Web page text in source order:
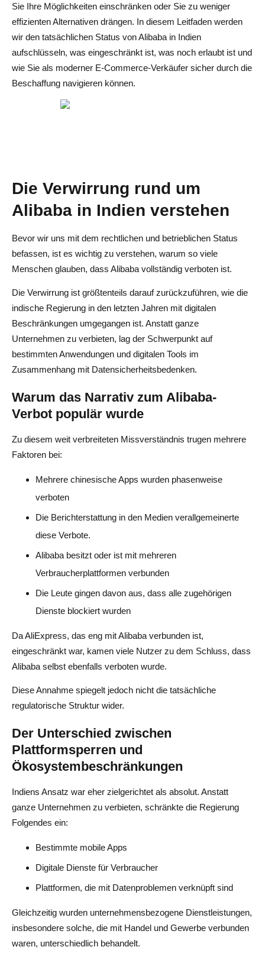
Verify Suppliers Carefully
Start With Small Orders
Use Secure Payment Methods
Understand Logistics
The Future of Alibaba in India
Häufig gestellte Fragen zum Alibaba-Verbot in Indien
Ist AliExpress in Indien verboten?
Kann ich Alibaba für Dropshipping in Indien verwenden?
Warum wurden Apps im Zusammenhang mit Alibaba in
Indien verboten?
Wie hilft AliDrop, wenn AliExpress in Indien verboten ist?
Sie Ihre Möglichkeiten einschränken oder Sie zu weniger
effizienten Alternativen drängen. In diesem Leitfaden werden
wir den tatsächlichen Status von Alibaba in Indien
aufschlüsseln, was eingeschränkt ist, was noch erlaubt ist und
wie Sie als moderner E-Commerce-Verkäufer sicher durch die
Beschaffung navigieren können.
Die Verwirrung rund um
Alibaba in Indien verstehen
Bevor wir uns mit dem rechtlichen und betrieblichen Status
befassen, ist es wichtig zu verstehen, warum so viele
Menschen glauben, dass Alibaba vollständig verboten ist.
Die Verwirrung ist größtenteils darauf zurückzuführen, wie die
indische Regierung in den letzten Jahren mit digitalen
Beschränkungen umgegangen ist. Anstatt ganze
Unternehmen zu verbieten, lag der Schwerpunkt auf
bestimmten Anwendungen und digitalen Tools im
Zusammenhang mit Datensicherheitsbedenken.
Warum das Narrativ zum Alibaba-
Verbot populär wurde
Zu diesem weit verbreiteten Missverständnis trugen mehrere
Faktoren bei:
Mehrere chinesische Apps wurden phasenweise
verboten
Die Berichterstattung in den Medien verallgemeinerte
diese Verbote.
Alibaba besitzt oder ist mit mehreren
Verbraucherplattformen verbunden
Die Leute gingen davon aus, dass alle zugehörigen
Dienste blockiert wurden
Da AliExpress, das eng mit Alibaba verbunden ist,
eingeschränkt war, kamen viele Nutzer zu dem Schluss, dass
Alibaba selbst ebenfalls verboten wurde.
Diese Annahme spiegelt jedoch nicht die tatsächliche
regulatorische Struktur wider.
Der Unterschied zwischen
Plattformsperren und
Ökosystembeschränkungen
Indiens Ansatz war eher zielgerichtet als absolut. Anstatt
ganze Unternehmen zu verbieten, schränkte die Regierung
Folgendes ein:
Bestimmte mobile Apps
Digitale Dienste für Verbraucher
Plattformen, die mit Datenproblemen verknüpft sind
Gleichzeitig wurden unternehmensbezogene Dienstleistungen,
insbesondere solche, die mit Handel und Gewerbe verbunden
waren, unterschiedlich behandelt.